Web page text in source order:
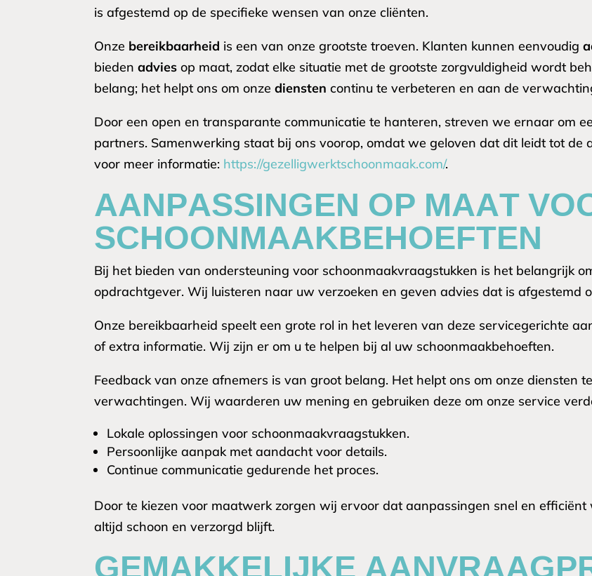
is afgestemd op de specifieke wensen van onze cliënten.
Onze bereikbaarheid is een van onze grootste troeven. Klanten kunnen eenvoudig
biedenadvies op maat, zodat elke situatie met de grootste zorgvuldigheid wordt
belang; het helpt ons om onzediensten continu te verbeteren en aan de
Door een open en transparante communicatie te hanteren, streven we ernaar om
partners. Samenwerking staat bij ons voorop, omdat we geloven dat dit leidt tot de
voor meer informatie: https://gezelligwerktschoonmaak.com/.
AANPASSINGEN OP MAAT
SCHOONMAAKBEHOEFTEN
Bij het bieden van ondersteuning voor schoonmaakvraagstukken is het belangrijk
opdrachtgever. Wij luisteren naar uw verzoeken en geven advies dat is afgestemd
Onze bereikbaarheid speelt een grote rol in het leveren van deze servicegerichte
of extra informatie. Wij zijn er om u te helpen bij al uw schoonmaakbehoeften.
Feedback van onze afnemers is van groot belang. Het helpt ons om onze diensten
verwachtingen. Wij waarderen uw mening en gebruiken deze om onze service
Lokale oplossingen voor schoonmaakvraagstukken.
Persoonlijke aanpak met aandacht voor details.
Continue communicatie gedurende het proces.
Door te kiezen voor maatwerk zorgen wij ervoor dat aanpassingen snel en
altijd schoon en verzorgd blijft.